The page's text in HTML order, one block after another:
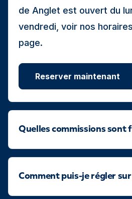
de Anglet est ouvert du
vendredi, voir nos
page.
Reserver maintenant
Quelles commissions sont
Comment puis-je régler sur